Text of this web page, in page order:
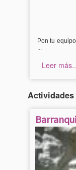
Pon tu
Leer
Actividades